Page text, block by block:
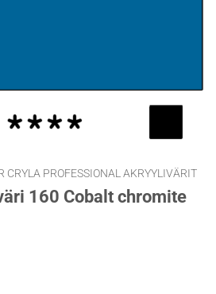
CRYLA PROFESSIONAL AKRYYLIVÄRIT
160 Cobalt chromite